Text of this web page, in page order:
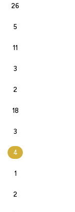
26
5
11
3
2
18
3
4
1
2